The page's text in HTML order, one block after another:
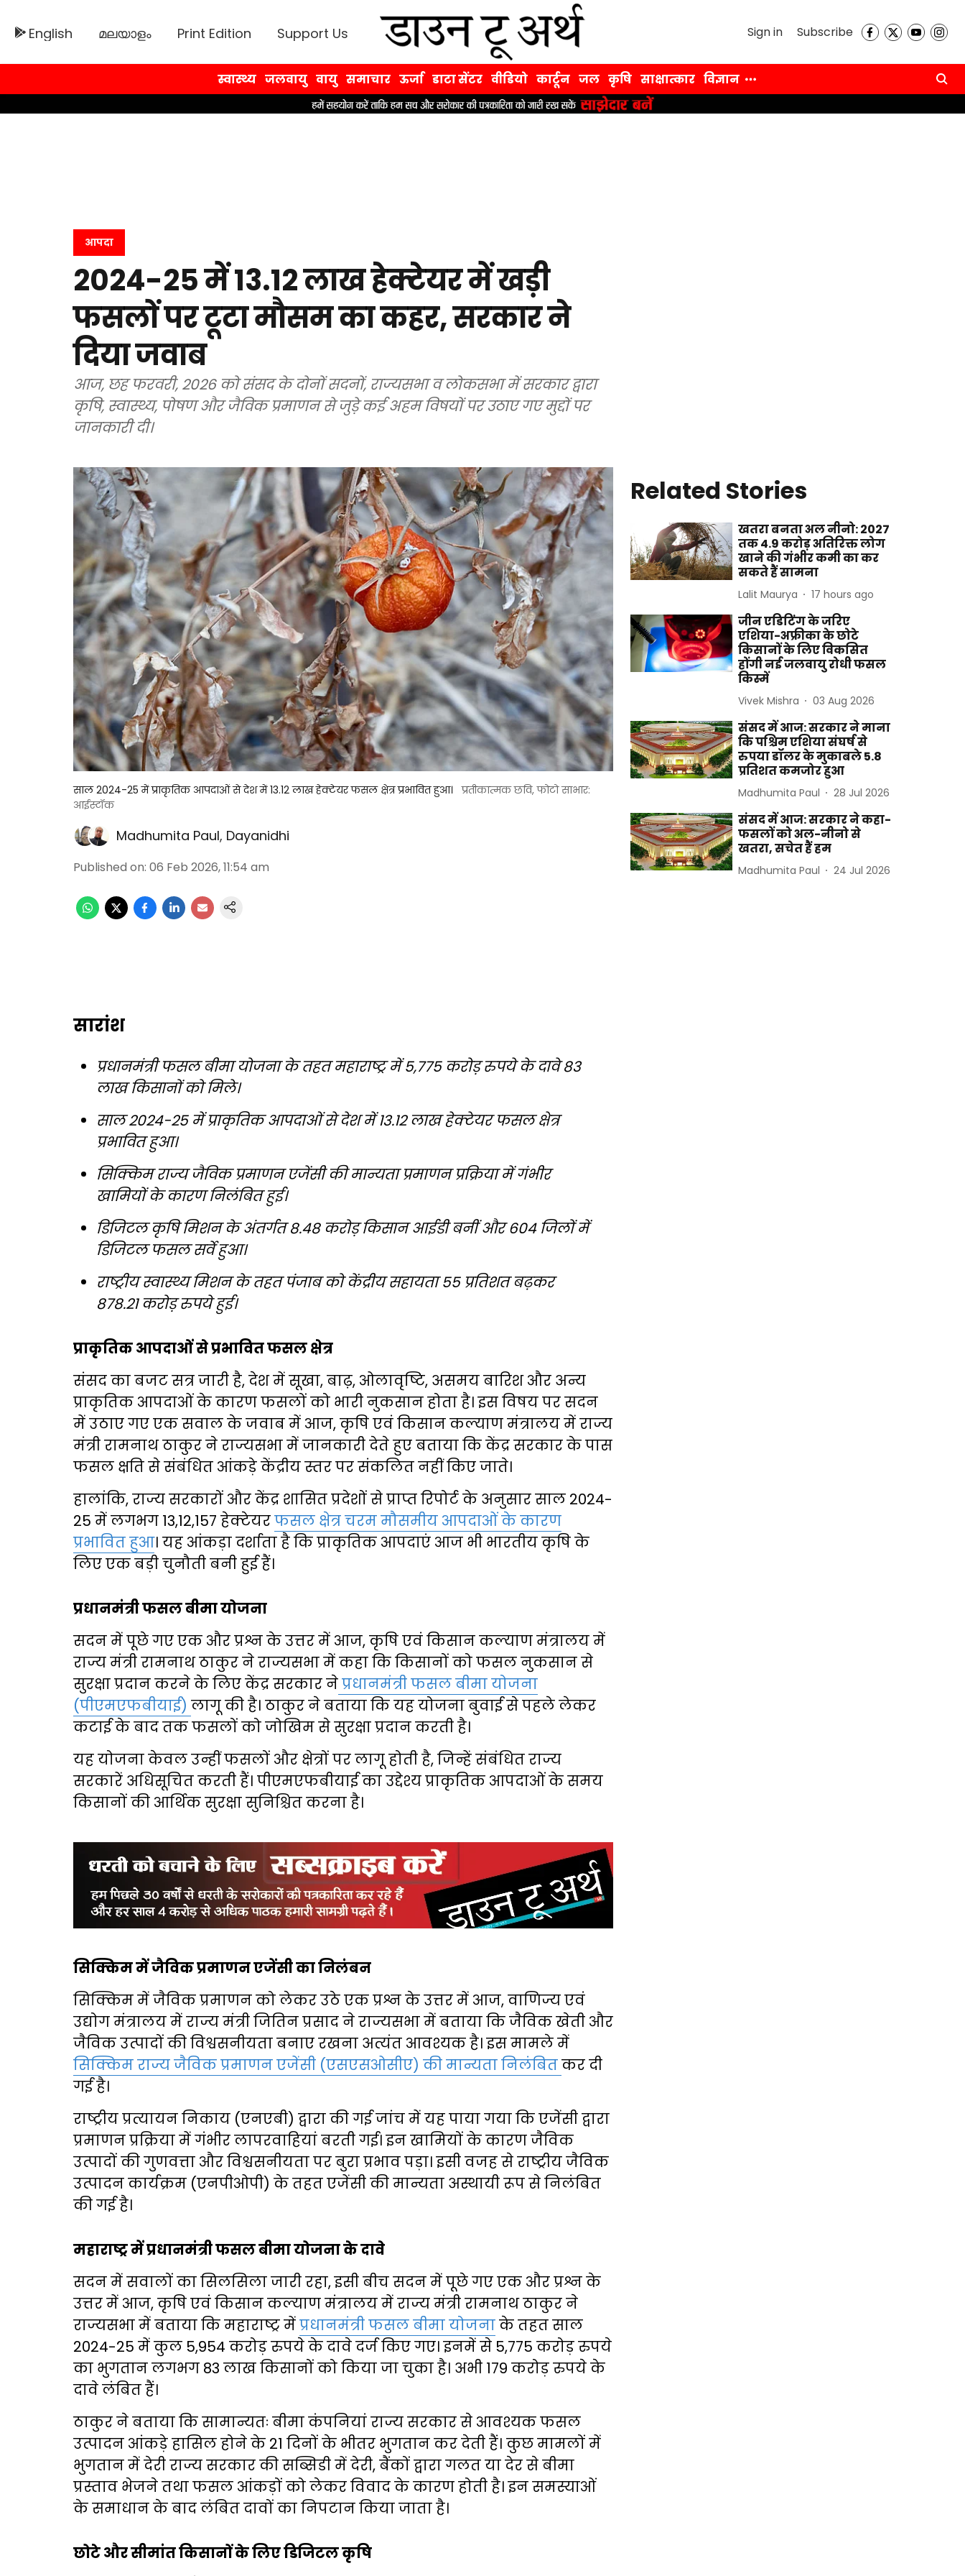
English മലയാളം Print Edition Support Us Sign in Subscribe
स्वास्थ्य जलवायु वायु समाचार ऊर्जा डाटा सेंटर वीडियो कार्टून जल कृषि साक्षात्कार विज्ञान
आपदा
2024-25 में 13.12 लाख हेक्टेयर में खड़ी
फसलों पर टूटा मौसम का कहर, सरकार ने
दिया जवाब
आज, छह फरवरी, 2026 को संसद के दोनों सदनों, राज्यसभा व लोकसभा में सरकार द्वारा
कृषि, स्वास्थ्य, पोषण और जैविक प्रमाणन से जुड़े कई अहम विषयों पर उठाए गए मुद्दों पर
जानकारी दी।
साल 2024-25 में प्राकृतिक आपदाओं से देश में 13.12 लाख हेक्टेयर फसल क्षेत्र प्रभावित हुआ। प्रतीकात्मक छवि, फोटो साभार:
आईस्टॉक
Madhumita Paul, Dayanidhi
Published on: 06 Feb 2026, 11:54 am
सारांश
प्रधानमंत्री फसल बीमा योजना के तहत महाराष्ट्र में 5,775 करोड़ रुपये के दावे 83
लाख किसानों को मिले।
साल 2024-25 में प्राकृतिक आपदाओं से देश में 13.12 लाख हेक्टेयर फसल क्षेत्र
प्रभावित हुआ।
सिक्किम राज्य जैविक प्रमाणन एजेंसी की मान्यता प्रमाणन प्रक्रिया में गंभीर
खामियों के कारण निलंबित हुई।
डिजिटल कृषि मिशन के अंतर्गत 8.48 करोड़ किसान आईडी बनीं और 604 जिलों में
डिजिटल फसल सर्वे हुआ।
राष्ट्रीय स्वास्थ्य मिशन के तहत पंजाब को केंद्रीय सहायता 55 प्रतिशत बढ़कर
878.21 करोड़ रुपये हुई।
प्राकृतिक आपदाओं से प्रभावित फसल क्षेत्र
संसद का बजट सत्र जारी है, देश में सूखा, बाढ़, ओलावृष्टि, असमय बारिश और अन्य
प्राकृतिक आपदाओं के कारण फसलों को भारी नुकसान होता है। इस विषय पर सदन
में उठाए गए एक सवाल के जवाब में आज, कृषि एवं किसान कल्याण मंत्रालय में राज्य
मंत्री रामनाथ ठाकुर ने राज्यसभा में जानकारी देते हुए बताया कि केंद्र सरकार के पास
फसल क्षति से संबंधित आंकड़े केंद्रीय स्तर पर संकलित नहीं किए जाते।
हालांकि, राज्य सरकारों और केंद्र शासित प्रदेशों से प्राप्त रिपोर्ट के अनुसार साल 2024-
25 में लगभग 13,12,157 हेक्टेयरफसल क्षेत्र चरम मौसमीय आपदाओं के कारण
प्रभावित हुआ। यह आंकड़ा दर्शाता है कि प्राकृतिक आपदाएं आज भी भारतीय कृषि के
लिए एक बड़ी चुनौती बनी हुई हैं।
प्रधानमंत्री फसल बीमा योजना
सदन में पूछे गए एक और प्रश्न के उत्तर में आज, कृषि एवं किसान कल्याण मंत्रालय में
राज्य मंत्री रामनाथ ठाकुर ने राज्यसभा में कहा कि किसानों को फसल नुकसान से
सुरक्षा प्रदान करने के लिए केंद्र सरकार नेप्रधानमंत्री फसल बीमा योजना
(पीएमएफबीयाई) लागू की है। ठाकुर ने बताया कि यह योजना बुवाई से पहले लेकर
कटाई के बाद तक फसलों को जोखिम से सुरक्षा प्रदान करती है।
यह योजना केवल उन्हीं फसलों और क्षेत्रों पर लागू होती है, जिन्हें संबंधित राज्य
सरकारें अधिसूचित करती हैं। पीएमएफबीयाई का उद्देश्य प्राकृतिक आपदाओं के समय
किसानों की आर्थिक सुरक्षा सुनिश्चित करना है।
सिक्किम में जैविक प्रमाणन एजेंसी का निलंबन
सिक्किम में जैविक प्रमाणन को लेकर उठे एक प्रश्न के उत्तर में आज, वाणिज्य एवं
उद्योग मंत्रालय में राज्य मंत्री जितिन प्रसाद ने राज्यसभा में बताया कि जैविक खेती और
जैविक उत्पादों की विश्वसनीयता बनाए रखना अत्यंत आवश्यक है। इस मामले में
सिक्किम राज्य जैविक प्रमाणन एजेंसी (एसएसओसीए) की मान्यता निलंबितकर दी
गई है।
राष्ट्रीय प्रत्यायन निकाय (एनएबी) द्वारा की गई जांच में यह पाया गया कि एजेंसी द्वारा
प्रमाणन प्रक्रिया में गंभीर लापरवाहियां बरती गई। इन खामियों के कारण जैविक
उत्पादों की गुणवत्ता और विश्वसनीयता पर बुरा प्रभाव पड़ा। इसी वजह से राष्ट्रीय जैविक
उत्पादन कार्यक्रम (एनपीओपी) के तहत एजेंसी की मान्यता अस्थायी रूप से निलंबित
की गई है।
महाराष्ट्र में प्रधानमंत्री फसल बीमा योजना के दावे
सदन में सवालों का सिलसिला जारी रहा, इसी बीच सदन में पूछे गए एक और प्रश्न के
उत्तर में आज, कृषि एवं किसान कल्याण मंत्रालय में राज्य मंत्री रामनाथ ठाकुर ने
राज्यसभा में बताया कि महाराष्ट्र मेंप्रधानमंत्री फसल बीमा योजनाके तहत साल
2024-25 में कुल 5,954 करोड़ रुपये के दावे दर्ज किए गए। इनमें से 5,775 करोड़ रुपये
का भुगतान लगभग 83 लाख किसानों को किया जा चुका है। अभी 179 करोड़ रुपये के
दावे लंबित हैं।
ठाकुर ने बताया कि सामान्यतः बीमा कंपनियां राज्य सरकार से आवश्यक फसल
उत्पादन आंकड़े हासिल होने के 21 दिनों के भीतर भुगतान कर देती हैं। कुछ मामलों में
भुगतान में देरी राज्य सरकार की सब्सिडी में देरी, बैंकों द्वारा गलत या देर से बीमा
प्रस्ताव भेजने तथा फसल आंकड़ों को लेकर विवाद के कारण होती है। इन समस्याओं
के समाधान के बाद लंबित दावों का निपटान किया जाता है।
छोटे और सीमांत किसानों के लिए डिजिटल कृषि
Related Stories
खतरा बनता अल नीनो: 2027
तक 4.9 करोड़ अतिरिक्त लोग
खाने की गंभीर कमी का कर
सकते हैं सामना
Lalit Maurya 17 hours ago
जीन एडिटिंग के जरिए
एशिया-अफ्रीका के छोटे
किसानों के लिए विकसित
होंगी नई जलवायु रोधी फसल
किस्में
Vivek Mishra 03 Aug 2026
संसद में आज: सरकार ने माना
कि पश्चिम एशिया संघर्ष से
रुपया डॉलर के मुकाबले 5.8
प्रतिशत कमजोर हुआ
Madhumita Paul 28 Jul 2026
संसद में आज: सरकार ने कहा-
फसलों को अल-नीनो से
खतरा, सचेत हैं हम
Madhumita Paul 24 Jul 2026